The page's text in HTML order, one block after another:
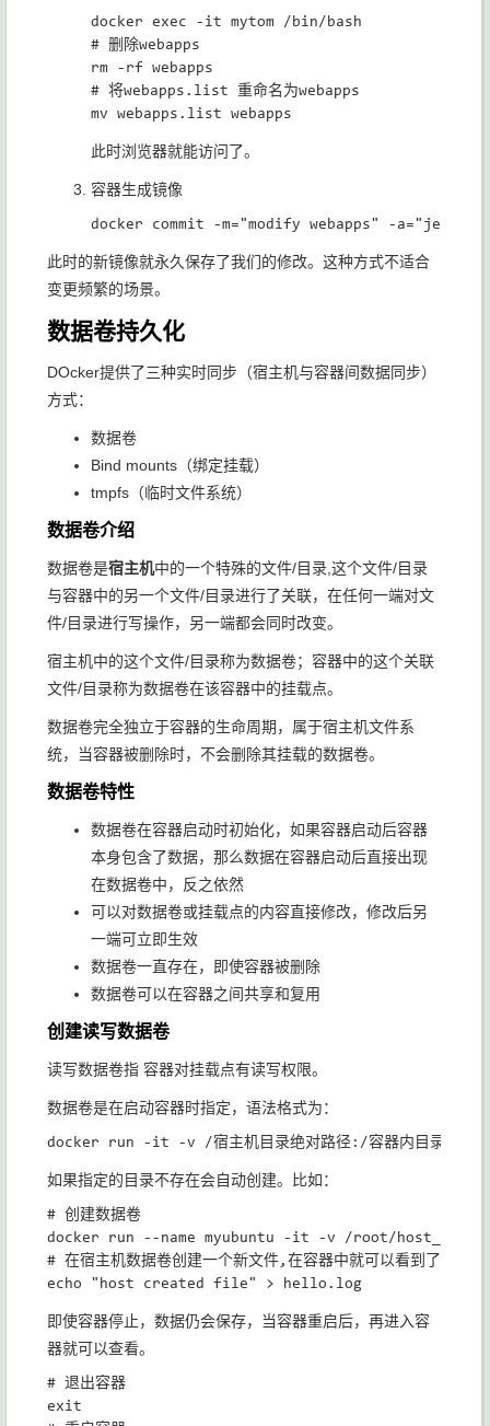
docker exec -it mytom /bin/bash
# 删除webapps
rm -rf webapps
# 将webapps.list 重命名为webapps
此时浏览器就能访问了。
容器生成镜像
此时的新镜像就永久保存了我们的修改。这种方式不适合
变更频繁的场景。
数据卷持久化
DOcker提供了三种实时同步（宿主机与容器间数据同步）
方式：
数据卷
Bind mounts（绑定挂载）
tmpfs（临时文件系统）
数据卷介绍
数据卷是宿主机中的一个特殊的文件/目录,这个文件/目录
与容器中的另一个文件/目录进行了关联，在任何一端对文
件/目录进行写操作，另一端都会同时改变。
宿主机中的这个文件/目录称为数据卷；容器中的这个关联
文件/目录称为数据卷在该容器中的挂载点。
数据卷完全独立于容器的生命周期，属于宿主机文件系
统，当容器被删除时，不会删除其挂载的数据卷。
数据卷特性
数据卷在容器启动时初始化，如果容器启动后容器
本身包含了数据，那么数据在容器启动后直接出现
在数据卷中，反之依然
可以对数据卷或挂载点的内容直接修改，修改后另
一端可立即生效
数据卷一直存在，即使容器被删除
数据卷可以在容器之间共享和复用
创建读写数据卷
读写数据卷指 容器对挂载点有读写权限。
数据卷是在启动容器时指定，语法格式为：
如果指定的目录不存在会自动创建。比如：
# 创建数据卷
docker run --name myubuntu -it -v /root/
# 在宿主机数据卷创建一个新文件,在容器中就可以看到了
即使容器停止，数据仍会保存，当容器重启后，再进入容
器就可以查看。
# 退出容器
exit